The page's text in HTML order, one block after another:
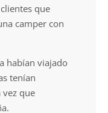
que
camper con
habían viajado
tenían
que